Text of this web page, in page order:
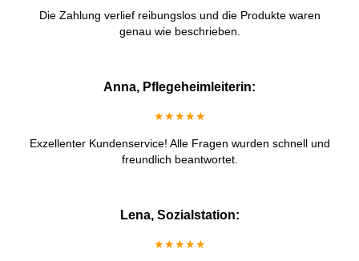
Die Zahlung verlief reibungslos und die Produkte waren
genau wie beschrieben.
Anna, Pflegeheimleiterin:
★★★★★
Exzellenter Kundenservice! Alle Fragen wurden schnell und
freundlich beantwortet.
Lena, Sozialstation:
★★★★★